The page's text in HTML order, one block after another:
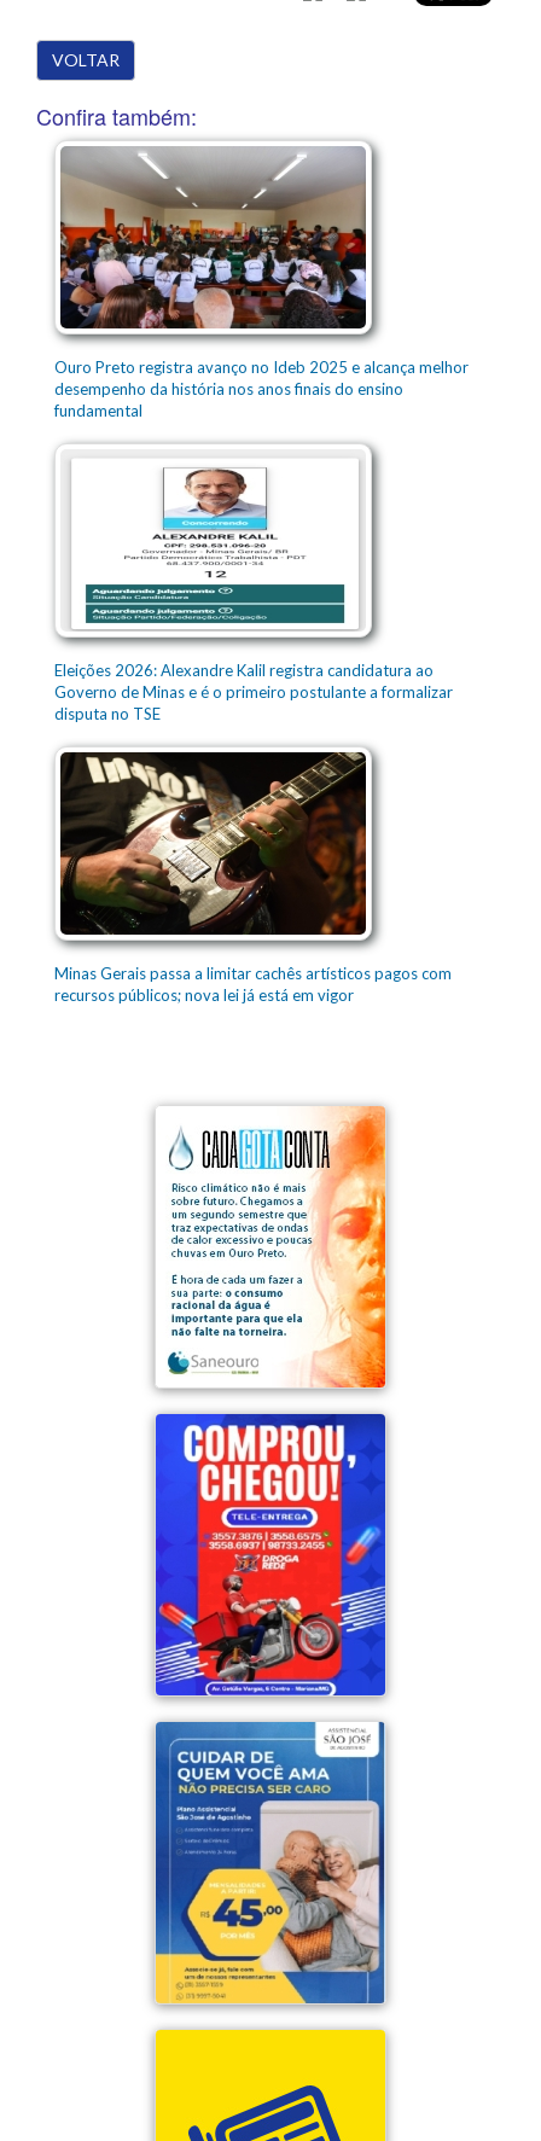
VOLTAR
Confira também:
Ouro Preto registra avanço no Ideb 2025 e alcança melhor
desempenho da história nos anos finais do ensino
fundamental
Eleições 2026: Alexandre Kalil registra candidatura ao
Governo de Minas e é o primeiro postulante a formalizar
disputa no TSE
Minas Gerais passa a limitar cachês artísticos pagos com
recursos públicos; nova lei já está em vigor